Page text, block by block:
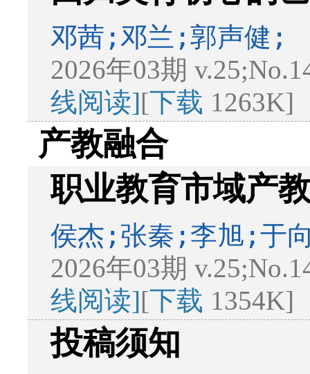
邓茜;邓兰;郭声健;
2026年03期
线阅读][下载 1263K]
产教融合
职业教育市域产
侯杰;张秦;李旭;于
2026年03期
线阅读][下载 1354K]
投稿须知